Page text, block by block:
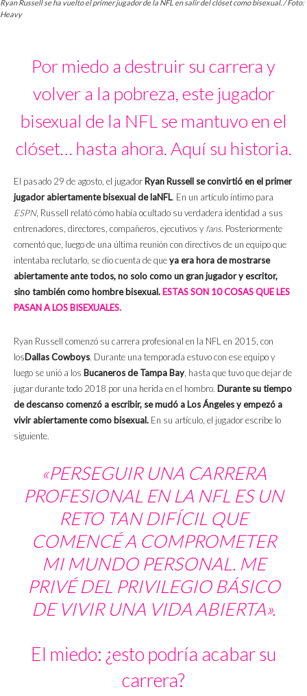
Ryan Russell se ha vuelto el primer jugador de la NFL en salir del clóset como bisexual. / Foto:
Heavy
Por miedo a destruir su carrera y
volver a la pobreza, este jugador
bisexual de la NFL se mantuvo en el
clóset… hasta ahora. Aquí su historia.
El pasado 29 de agosto, el jugador Ryan Russell se convirtió en el primer
jugador abiertamente bisexual de laNFL. En un artículo íntimo para
ESPN, Russell relató cómo había ocultado su verdadera identidad a sus
entrenadores, directores, compañeros, ejecutivos y fans. Posteriormente
comentó que, luego de una última reunión con directivos de un equipo que
intentaba reclutarlo, se dio cuenta de queya era hora de mostrarse
abiertamente ante todos, no solo como un gran jugador y escritor,
sino también como hombre bisexual. ESTAS SON 10 COSAS QUE LES
PASAN A LOS BISEXUALES.
Ryan Russell comenzó su carrera profesional en la NFL en 2015, con
losDallas Cowboys Durante una temporada estuvo con ese equipo y
luego se unió a los Bucaneros de Tampa Bay , hasta que tuvo que dejar de
jugar durante todo 2018 por una herida en el hombro. Durante su tiempo
de descanso comenzó a escribir, se mudó a Los Ángeles y empezó a
vivir abiertamente como bisexual. En su artículo, el jugador escribe lo
siguiente.
«PERSEGUIR UNA CARRERA
PROFESIONAL EN LA NFL ES UN
RETO TAN DIFÍCIL QUE
COMENCÉ A COMPROMETER
MI MUNDO PERSONAL. ME
PRIVÉ DEL PRIVILEGIO BÁSICO
DE VIVIR UNA VIDA ABIERTA».
El miedo: ¿esto podría acabar su
carrera?